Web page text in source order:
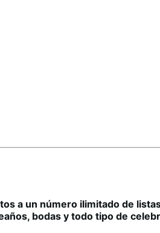
a un número ilimitado de
bodas y todo tipo de